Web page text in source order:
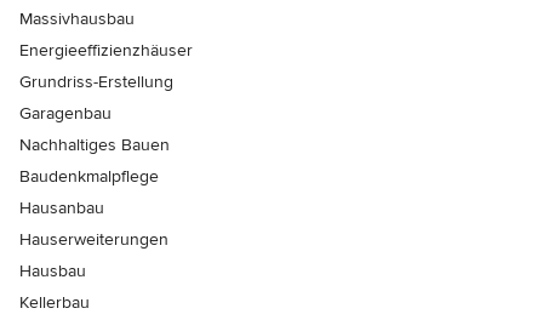
Massivhausbau
Energieeffizienzhäuser
Grundriss-Erstellung
Garagenbau
Nachhaltiges Bauen
Baudenkmalpflege
Hausanbau
Hauserweiterungen
Hausbau
Kellerbau